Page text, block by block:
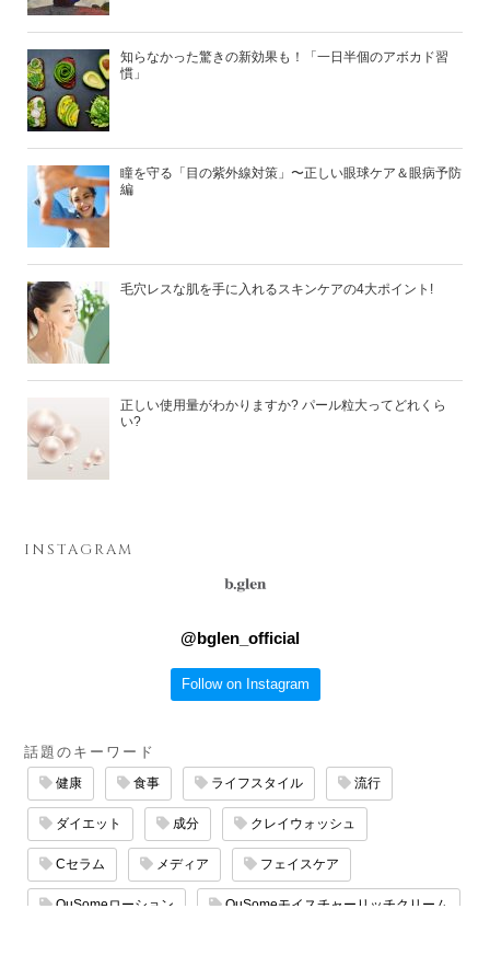
知らなかった驚きの新効果も！「一日半個のアボカド習
慣」
瞳を守る「目の紫外線対策」〜正しい眼球ケア＆眼病予防
編
毛穴レスな肌を手に入れるスキンケアの4大ポイント!
正しい使用量がわかりますか? パール粒大ってどれくら
い?
INSTAGRAM
@bglen_official
Follow on Instagram
話題のキーワード
健康 食事 ライフスタイル 流行
ダイエット 成分 クレイウォッシュ
Cセラム メディア フェイスケア
QuSomeローション QuSomeモイスチャーリッチクリーム